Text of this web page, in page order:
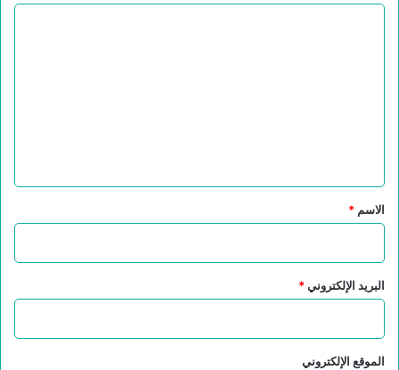
*
الاسم *
البريد الإلكتروني*
الموقع الإلكتروني